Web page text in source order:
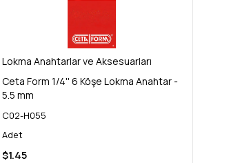
Lokma Anahtarlar ve Aksesuarları
Ceta Form 1/4'' 6 Köşe Lokma Anahtar -
5.5 mm
C02-H055
Adet
$1.45